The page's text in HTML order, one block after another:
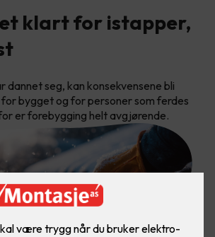
klart for istapper,
dannet seg, kan konsekvensene bli
bygget og for personer som ferdes
er forebygging helt avgjørende.